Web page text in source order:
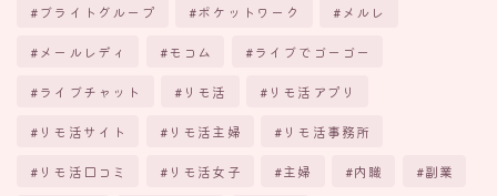
ブライトグループ ポケットワーク メルレ
メールレディ モコム ライブでゴーゴー
ライブチャット リモ活 リモ活アプリ
リモ活サイト リモ活主婦 リモ活事務所
リモ活口コミ リモ活女子 主婦 内職 副業